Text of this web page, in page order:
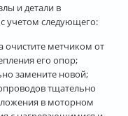
и детали в
учетом следующего:
очистите метчиком от
его опор;
замените новой;
тщательно
в моторном